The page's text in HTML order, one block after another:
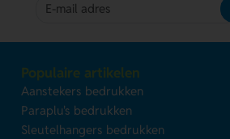
Populaire artikelen
Aanstekers bedrukken
Paraplu's bedrukken
Sleutelhangers bedrukken